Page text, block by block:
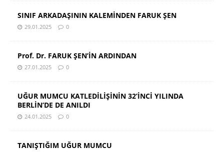
SINIF ARKADAŞININ KALEMİNDEN FARUK ŞEN
29.01.2025 0
Prof. Dr. FARUK ŞEN’İN ARDINDAN
27.01.2025 0
UĞUR MUMCU KATLEDİLİŞİNİN 32’İNCİ YILINDA
BERLİN’DE DE ANILDI
24.01.2025 0
TANIŞTIĞIM UĞUR MUMCU